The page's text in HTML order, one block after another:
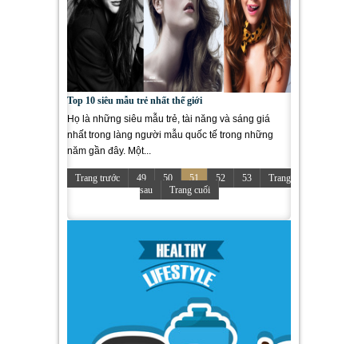
Top 10 siêu mẫu trẻ nhất thế giới
Họ là những siêu mẫu trẻ, tài năng và sáng giá
nhất trong làng người mẫu quốc tế trong những
năm gần đây. Một...
Trang trước 49 50 51 52 53
Trang
sau
Trang cuối